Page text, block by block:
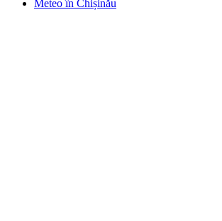
Meteo în Chișinău